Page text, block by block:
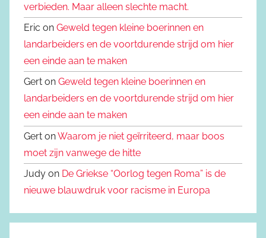
verbieden. Maar alleen slechte macht.
Eric on Geweld tegen kleine boerinnen en
landarbeiders en de voortdurende strijd om hier
een einde aan te maken
Gert on Geweld tegen kleine boerinnen en
landarbeiders en de voortdurende strijd om hier
een einde aan te maken
Gert onWaarom je niet geïrriteerd, maar boos
moet zijn vanwege de hitte
Judy on De Griekse “Oorlog tegen Roma” is de
nieuwe blauwdruk voor racisme in Europa